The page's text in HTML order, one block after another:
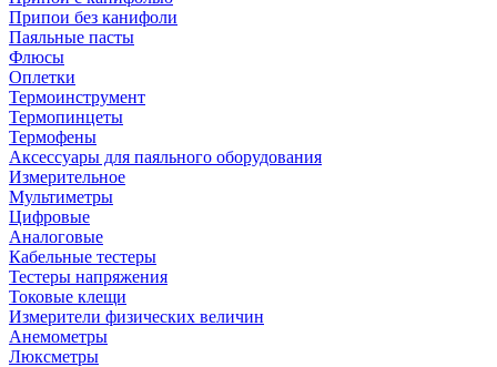
Припои без канифоли
Паяльные пасты
Флюсы
Оплетки
Термоинструмент
Термопинцеты
Термофены
Аксессуары для паяльного оборудования
Измерительное
Мультиметры
Цифровые
Аналоговые
Кабельные тестеры
Тестеры напряжения
Токовые клещи
Измерители физических величин
Анемометры
Люксметры